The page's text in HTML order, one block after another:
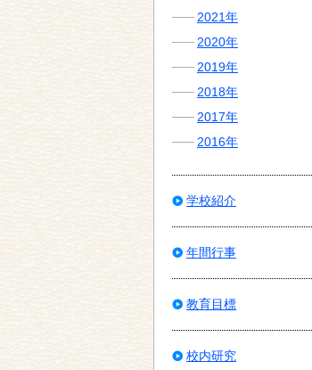
2021年
2020年
2019年
2018年
2017年
2016年
学校紹介
年間行事
教育目標
校内研究